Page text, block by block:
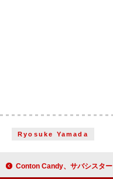
Ryosuke Yamada
Conton Candy、サバシスターを迎えて対バン企画【“CHAOS!!!” Vol.3】7月開催